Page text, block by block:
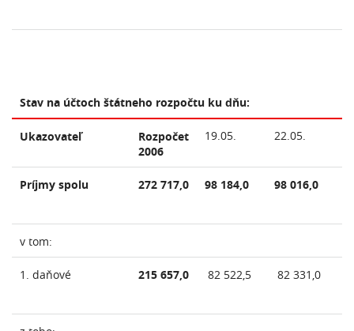
Stav na účtoch štátneho rozpočtu ku dňu:
Ukazovateľ
Rozpočet
2006
19.05. 22.05.
Príjmy spolu 272 717,0 98 184,0 98 016,0
v tom:
1. daňové 215 657,0 82 522,5 82 331,0